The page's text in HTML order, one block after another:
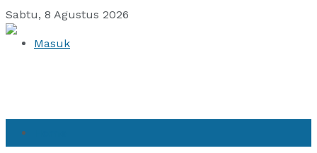
Sabtu, 8 Agustus 2026
Masuk